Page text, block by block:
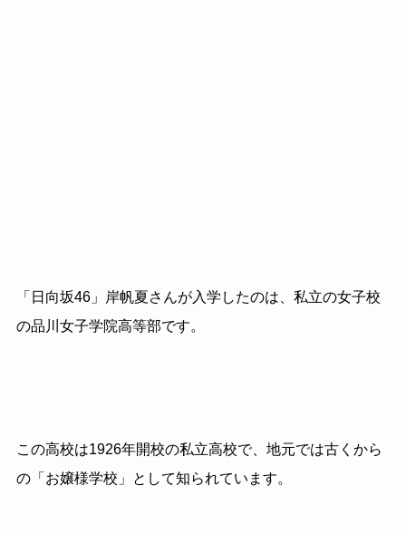
「日向坂46」岸帆夏さんが入学したのは、私立の女子校
の品川女子学院高等部です。
この高校は1926年開校の私立高校で、地元では古くから
の「お嬢様学校」として知られています。